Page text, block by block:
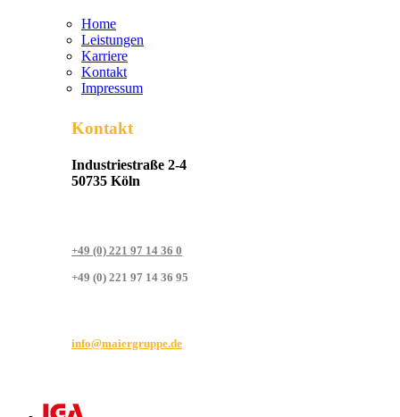
Home
Leistungen
Karriere
Kontakt
Impressum
Kontakt
Industriestraße 2-4
50735 Köln
+49 (0) 221 97 14 36 0
+49 (0) 221 97 14 36 95
info@maiergruppe.de